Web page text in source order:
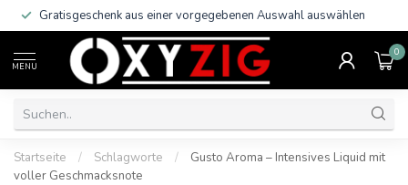
Gratisgeschenk aus einer vorgegebenen Auswahl auswählen
MENU
0
Startseite / Schlagworte /
Gusto Aroma – Intensives Liquid mit
voller Geschmacksnote